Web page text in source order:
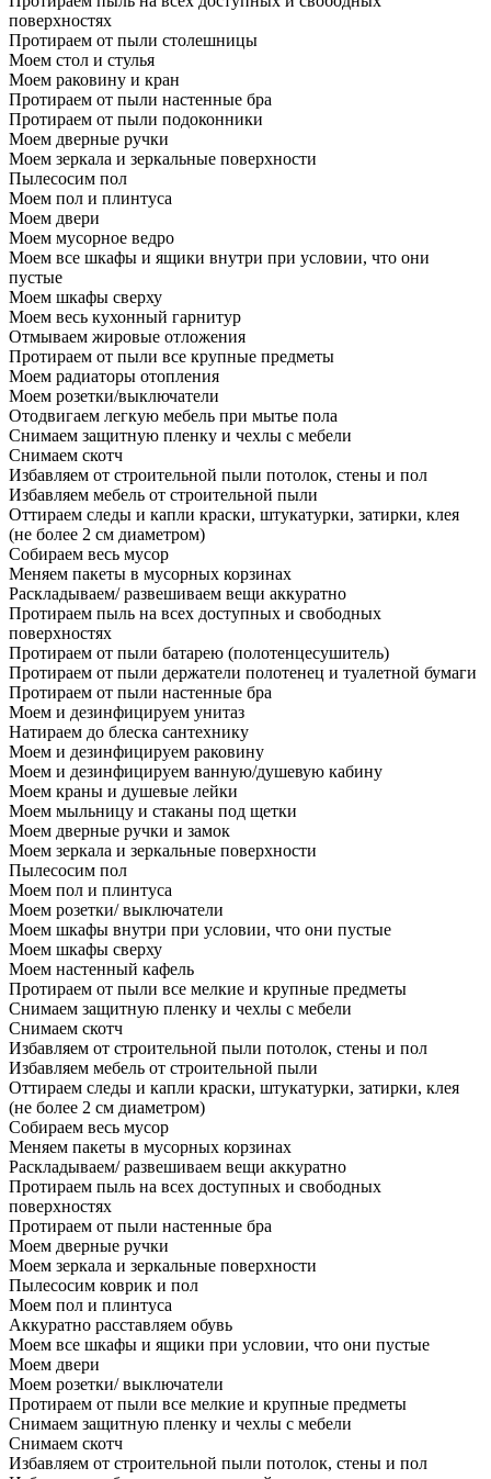
поверхностях
Протираем от пыли столешницы
Моем стол и стулья
Моем раковину и кран
Протираем от пыли настенные бра
Протираем от пыли подоконники
Моем дверные ручки
Моем зеркала и зеркальные поверхности
Пылесосим пол
Моем пол и плинтуса
Моем двери
Моем мусорное ведро
Моем все шкафы и ящики внутри при условии, что они
пустые
Моем шкафы сверху
Моем весь кухонный гарнитур
Отмываем жировые отложения
Протираем от пыли все крупные предметы
Моем радиаторы отопления
Моем розетки/выключатели
Отодвигаем легкую мебель при мытье пола
Снимаем защитную пленку и чехлы с мебели
Снимаем скотч
Избавляем от строительной пыли потолок, стены и пол
Избавляем мебель от строительной пыли
Оттираем следы и капли краски, штукатурки, затирки, клея
(не более 2 см диаметром)
Собираем весь мусор
Меняем пакеты в мусорных корзинах
Раскладываем/ развешиваем вещи аккуратно
Протираем пыль на всех доступных и свободных
поверхностях
Протираем от пыли батарею (полотенцесушитель)
Протираем от пыли держатели полотенец и туалетной бумаги
Протираем от пыли настенные бра
Моем и дезинфицируем унитаз
Натираем до блеска сантехнику
Моем и дезинфицируем раковину
Моем и дезинфицируем ванную/душевую кабину
Моем краны и душевые лейки
Моем мыльницу и стаканы под щетки
Моем дверные ручки и замок
Моем зеркала и зеркальные поверхности
Пылесосим пол
Моем пол и плинтуса
Моем розетки/ выключатели
Моем шкафы внутри при условии, что они пустые
Моем шкафы сверху
Моем настенный кафель
Протираем от пыли все мелкие и крупные предметы
Снимаем защитную пленку и чехлы с мебели
Снимаем скотч
Избавляем от строительной пыли потолок, стены и пол
Избавляем мебель от строительной пыли
Оттираем следы и капли краски, штукатурки, затирки, клея
(не более 2 см диаметром)
Собираем весь мусор
Меняем пакеты в мусорных корзинах
Раскладываем/ развешиваем вещи аккуратно
Протираем пыль на всех доступных и свободных
поверхностях
Протираем от пыли настенные бра
Моем дверные ручки
Моем зеркала и зеркальные поверхности
Пылесосим коврик и пол
Моем пол и плинтуса
Аккуратно расставляем обувь
Моем все шкафы и ящики при условии, что они пустые
Моем двери
Моем розетки/ выключатели
Протираем от пыли все мелкие и крупные предметы
Снимаем защитную пленку и чехлы с мебели
Снимаем скотч
Избавляем от строительной пыли потолок, стены и пол